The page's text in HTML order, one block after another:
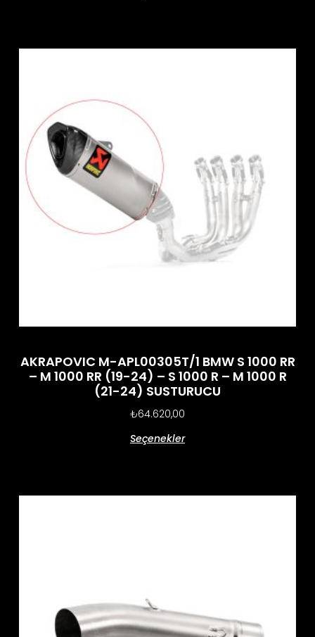
AKRAPOVIC M-APL00305T/1 BMW S 1000 RR
– M 1000 RR (19-24) – S 1000 R – M 1000 R
(21-24) SUSTURUCU
₺64.620,00
Seçenekler